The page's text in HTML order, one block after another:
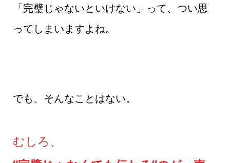
「完璧じゃないといけない」って、つい思
ってしまいますよね。
でも、そんなことはない。
むしろ、